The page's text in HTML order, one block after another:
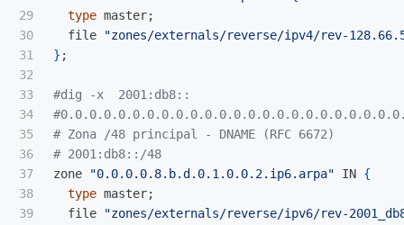
29
30
31
32
33
34
35
36
37
38
39
type master;
  file
"zones/externals/reverse/ipv4/rev-
} ;
#dig -x  2001:db8::
# Zona /48 principal - DNAME (RFC 6672)
# 2001:db8::/48
zone
"0.0.0.0.8.b.d.0.1.0.0.2.ip6.arpa" IN {
type master;
  file
"zones/externals/reverse/ipv6/rev-